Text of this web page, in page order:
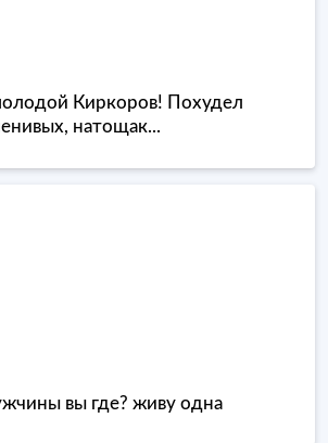
Киркоров! Похудел
натощак...
вы где? живу одна